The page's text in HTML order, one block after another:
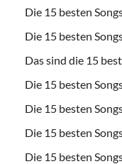
Die 15 besten
Die 15 besten
Das sind die 15
Die 15 besten
Die 15 besten
Die 15 besten
Die 15 besten